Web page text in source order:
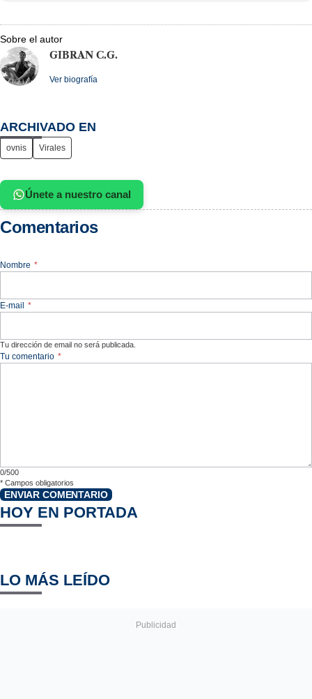
Sobre el autor
GIBRAN C.G.
Ver biografía
ARCHIVADO EN
ovnis Virales
Únete a nuestro canal
Comentarios
Nombre *
E-mail *
Tu dirección de email no será publicada.
Tu comentario *
0/500
* Campos obligatorios
ENVIAR COMENTARIO
HOY EN PORTADA
LO MÁS LEÍDO